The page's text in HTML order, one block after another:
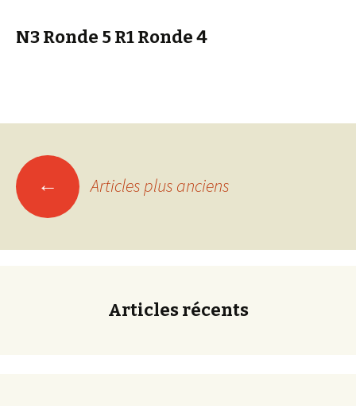
N3 Ronde 5 R1 Ronde 4
Navigation
des
← Articles plus anciens
Articles récents